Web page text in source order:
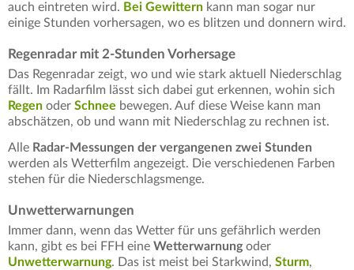
auch eintreten wird. Bei Gewittern kann man sogar nur
einige Stunden vorhersagen, wo es blitzen und donnern wird.
Regenradar mit 2-Stunden Vorhersage
Das Regenradar zeigt, wo und wie stark aktuell Niederschlag
fällt. Im Radarfilm lässt sich dabei gut erkennen, wohin sich
Regen oder Schnee bewegen. Auf diese Weise kann man
abschätzen, ob und wann mit Niederschlag zu rechnen ist.
Alle Radar-Messungen der vergangenen zwei Stunden
werden als Wetterfilm angezeigt. Die verschiedenen Farben
stehen für die Niederschlagsmenge.
Unwetterwarnungen
Immer dann, wenn das Wetter für uns gefährlich werden
kann, gibt es bei FFH eine Wetterwarnung oder
Unwetterwarnung. Das ist meist bei Starkwind, Sturm,